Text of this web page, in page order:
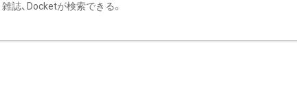
雑誌、Docketが検索できる。